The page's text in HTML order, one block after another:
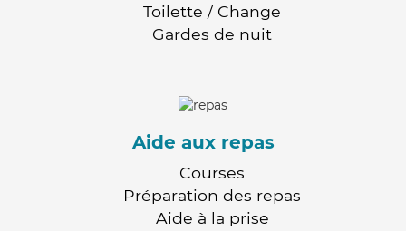
Toilette / Change
Gardes de nuit
Aide aux repas
Courses
Préparation des repas
Aide à la prise